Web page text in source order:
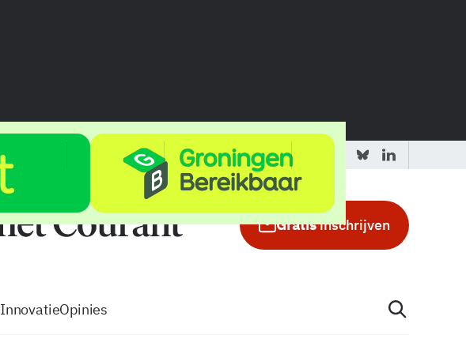
Tip de redactie Adverteren in de GIC
Gratisinschrijven
InnovatieOpinies